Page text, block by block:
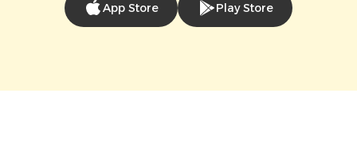
App Store Play Store